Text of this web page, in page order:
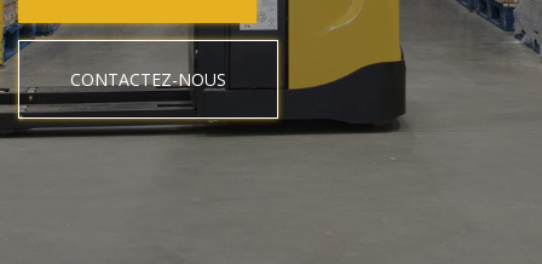
CONTACTEZ-NOUS